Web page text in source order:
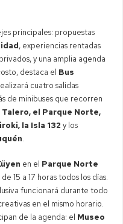
principales: propuestas
, experiencias rentadas
y una amplia agenda
destaca el Bus
cuatro salidas
de minibuses que recorren
el Parque Norte,
la Isla 132 y los
.
en el Parque Norte
15 a 17 horas todos los días.
funcionará durante todo
en el mismo horario.
de la agenda: el Museo